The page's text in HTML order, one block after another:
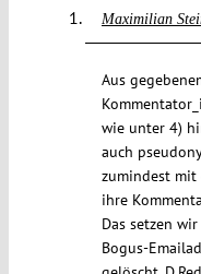
Maximilian
Aus
wie unter 4)
auch
zumindest mit
ihre
Das setzen
Bogus-